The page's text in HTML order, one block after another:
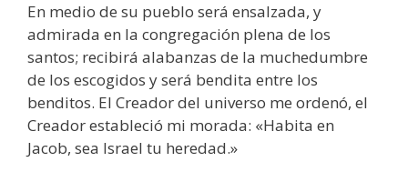
En medio de su pueblo será ensalzada, y
admirada en la congregación plena de los
santos; recibirá alabanzas de la muchedumbre
de los escogidos y será bendita entre los
benditos. El Creador del universo me ordenó, el
Creador estableció mi morada: «Habita en
Jacob, sea Israel tu heredad.»